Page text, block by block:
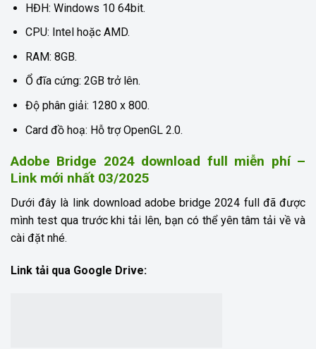
HĐH: Windows 10 64bit.
CPU: Intel hoặc AMD.
RAM: 8GB.
Ổ đĩa cứng: 2GB trở lên.
Độ phân giải: 1280 x 800.
Card đồ hoạ: Hỗ trợ OpenGL 2.0.
Adobe Bridge 2024 download full miễn phí –
Link mới nhất 03/2025
Dưới đây là link download adobe bridge 2024 full đã được
mình test qua trước khi tải lên, bạn có thể yên tâm tải về và
cài đặt nhé.
Link tải qua Google Drive: